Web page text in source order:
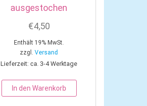
ausgestochen
€4,50
Enthält 19% MwSt.
zzgl.Versand
Lieferzeit: ca. 3-4 Werktage
In den Warenkorb